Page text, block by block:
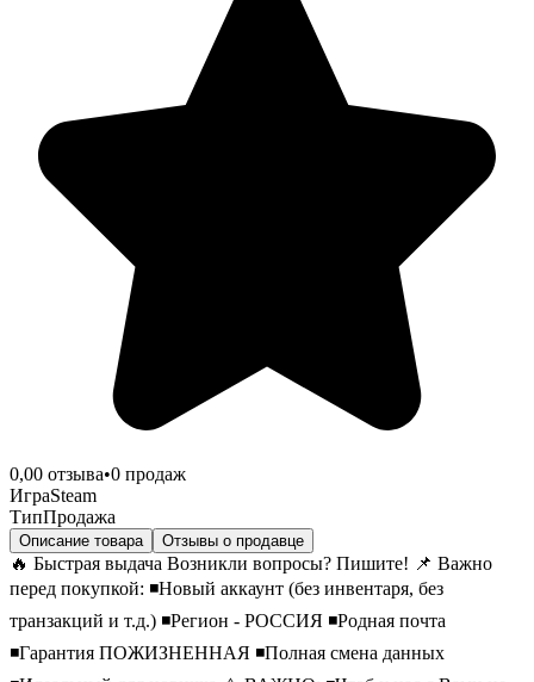
0,00 отзыва•0 продаж
ИграSteam
ТипПродажа
Описание товара Отзывы о продавце
🔥 Быстрая выдача Возникли вопросы? Пишите! 📌 Важно
перед покупкой: ◾Новый аккаунт (без инвентаря, без
транзакций и т.д.) ◾Регион - РОССИЯ ◾Родная почта
◾Гарантия ПОЖИЗНЕННАЯ ◾Полная смена данных